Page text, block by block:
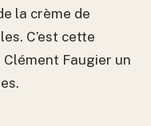
la crème de
C’est cette
Faugier un